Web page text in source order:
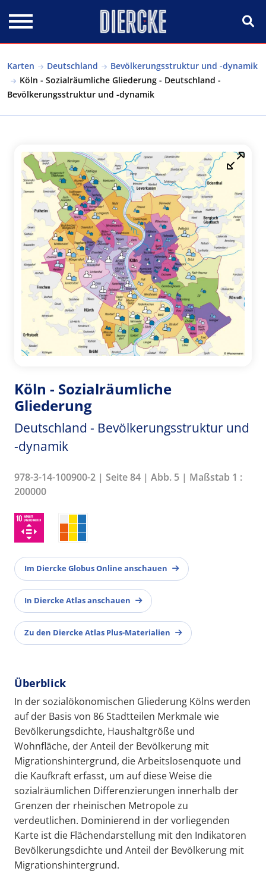
Karten Deutschland
Bevölkerungsstruktur und -dynamik
Köln - Sozialräumliche Gliederung - Deutschland -
Bevölkerungsstruktur und -dynamik
Köln - Sozialräumliche
Gliederung
Deutschland - Bevölkerungsstruktur und
-dynamik
978-3-14-100900-2 | Seite 84 | Abb. 5 | Maßstab 1 :
200000
Im Diercke Globus Online anschauen
In Diercke Atlas anschauen
Zu den Diercke Atlas Plus-Materialien
Überblick
In der sozialökonomischen Gliederung Kölns werden
auf der Basis von 86 Stadtteilen Merkmale wie
Bevölkerungsdichte, Haushaltgröße und
Wohnfläche, der Anteil der Bevölkerung mit
Migrationshintergrund, die Arbeitslosenquote und
die Kaufkraft erfasst, um auf diese Weise die
sozialräumlichen Differenzierungen innerhalb der
Grenzen der rheinischen Metropole zu
verdeutlichen. Dominierend in der vorliegenden
Karte ist die Flächendarstellung mit den Indikatoren
Bevölkerungsdichte und Anteil der Bevölkerung mit
Migrationshintergrund.